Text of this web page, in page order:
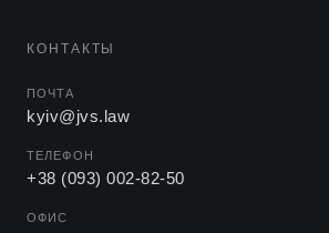
КОНТАКТЫ
ПОЧТА
kyiv@jvs.law
ТЕЛЕФОН
+38 (093) 002-82-50
ОФИС